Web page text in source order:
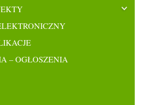
– OGŁOSZENIA